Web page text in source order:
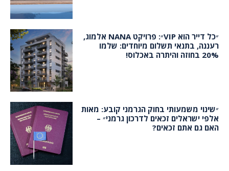
״כל דייר הוא VIP״: פרויקט NANA אלמוג,
רעננה, בתנאי תשלום מיוחדים: שלמו
20% בחוזה והיתרה באכלוס!
״שינוי משמעותי בחוק הגרמני קובע: מאות
אלפי ישראלים זכאים לדרכון גרמני״ –
האם גם אתם זכאים?